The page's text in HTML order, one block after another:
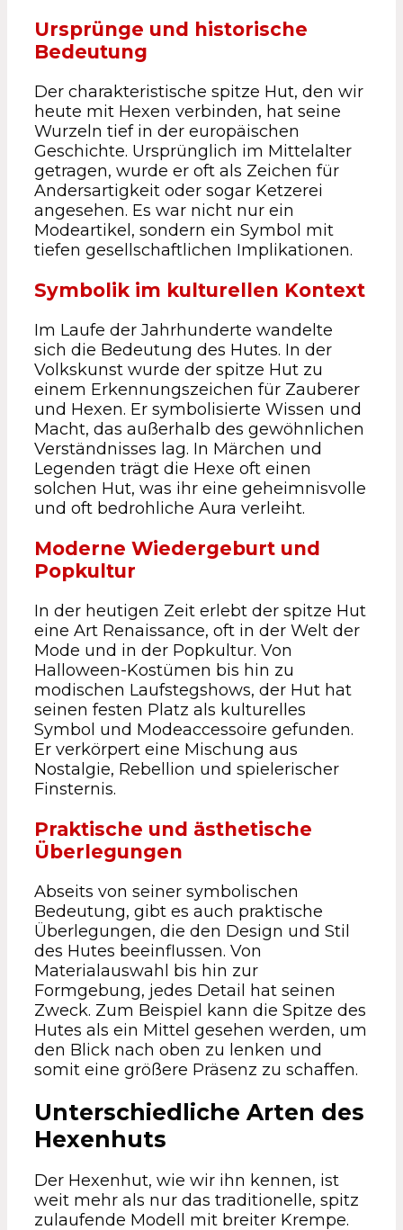
Ursprünge und historische
Bedeutung
Der charakteristische spitze Hut, den wir
heute mit Hexen verbinden, hat seine
Wurzeln tief in der europäischen
Geschichte. Ursprünglich im Mittelalter
getragen, wurde er oft als Zeichen für
Andersartigkeit oder sogar Ketzerei
angesehen. Es war nicht nur ein
Modeartikel, sondern ein Symbol mit
tiefen gesellschaftlichen Implikationen.
Symbolik im kulturellen Kontext
Im Laufe der Jahrhunderte wandelte
sich die Bedeutung des Hutes. In der
Volkskunst wurde der spitze Hut zu
einem Erkennungszeichen für Zauberer
und Hexen. Er symbolisierte Wissen und
Macht, das außerhalb des gewöhnlichen
Verständnisses lag. In Märchen und
Legenden trägt die Hexe oft einen
solchen Hut, was ihr eine geheimnisvolle
und oft bedrohliche Aura verleiht.
Moderne Wiedergeburt und
Popkultur
In der heutigen Zeit erlebt der spitze Hut
eine Art Renaissance, oft in der Welt der
Mode und in der Popkultur. Von
Halloween-Kostümen bis hin zu
modischen Laufstegshows, der Hut hat
seinen festen Platz als kulturelles
Symbol und Modeaccessoire gefunden.
Er verkörpert eine Mischung aus
Nostalgie, Rebellion und spielerischer
Finsternis.
Praktische und ästhetische
Überlegungen
Abseits von seiner symbolischen
Bedeutung, gibt es auch praktische
Überlegungen, die den Design und Stil
des Hutes beeinflussen. Von
Materialauswahl bis hin zur
Formgebung, jedes Detail hat seinen
Zweck. Zum Beispiel kann die Spitze des
Hutes als ein Mittel gesehen werden, um
den Blick nach oben zu lenken und
somit eine größere Präsenz zu schaffen.
Unterschiedliche Arten des
Hexenhuts
Der Hexenhut, wie wir ihn kennen, ist
weit mehr als nur das traditionelle, spitz
zulaufende Modell mit breiter Krempe.